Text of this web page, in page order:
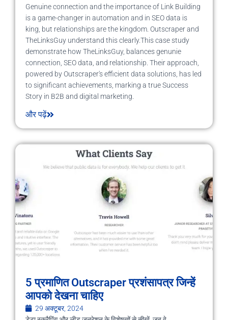
Genuine connection and the importance of Link Building
is a game-changer in automation and in SEO data is
king, but relationships are the kingdom. Outscraper and
TheLinksGuy understand this clearly.This case study
demonstrate how TheLinksGuy, balances genunie
connection, SEO data, and relationship. Their approach,
powered by Outscraper's efficient data solutions, has led
to significant achievements, marking a true Success
Story in B2B and digital marketing.
और पढ़ें
5 प्रमाणित Outscraper प्रशंसापत्र जिन्हें
आपको देखना चाहिए
29 अक्टूबर, 2024